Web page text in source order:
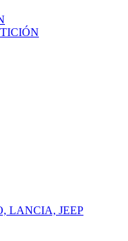
LANCIA, JEEP